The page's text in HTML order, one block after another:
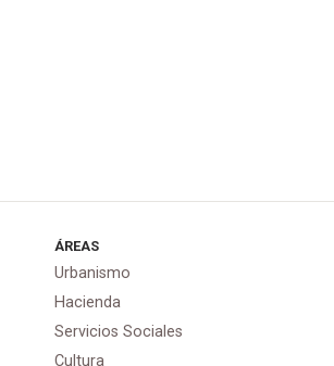
ÁREAS
Urbanismo
Hacienda
Servicios Sociales
Cultura